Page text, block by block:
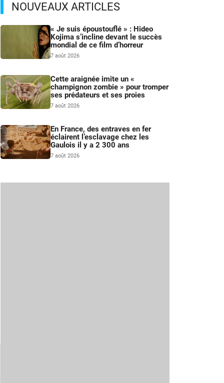
NOUVEAUX ARTICLES
« Je suis époustouflé » : Hideo
Kojima s’incline devant le succès
mondial de ce film d’horreur
7 août 2026
Cette araignée imite un «
champignon zombie » pour tromper
ses prédateurs et ses proies
7 août 2026
En France, des entraves en fer
éclairent l’esclavage chez les
Gaulois il y a 2 300 ans
7 août 2026